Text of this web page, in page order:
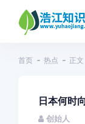
首页 热点 正文
日本何时
创始人